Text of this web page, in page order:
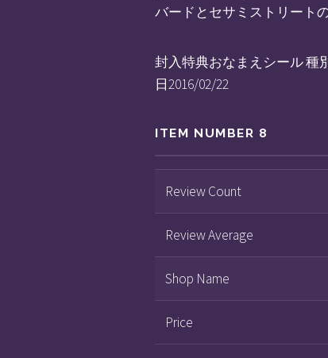
バードとセサミストリート
封入特典おなまえシール 種
日2016/02/22
ITEM NUMBER 8
Review Count
Review Average
Shop Name
Price